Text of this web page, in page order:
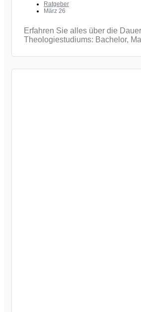
Ratgeber
März 26
Erfahren Sie alles über die
Theologiestudiums: Bachelor,